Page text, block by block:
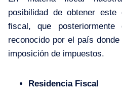
posibilidad de obtener este
fiscal, que
reconocido por el país
imposición de impuestos.
Residencia Fiscal